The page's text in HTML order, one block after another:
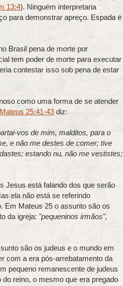
13:4). Ninguém interpretaria
para demonstrar apreço. Espada é
Brasil pena de morte por
tem poder de morte para executar
contestar isso sob pena de estar
como uma forma de se atender
Mateus 25:41-43diz:
vos de mim, malditos, para o
e não me destes de comer; tive
estando nu, não me vestistes;
Jesus está falando dos que serão
ela não está se referindo
Em Mateus 25 o assunto são os
da igreja: "pequeninos irmãos",
são os judeus e o mundo em
com a era pós-arrebatamento da
pequeno remanescente de judeus
reino, o mesmo que era pregado